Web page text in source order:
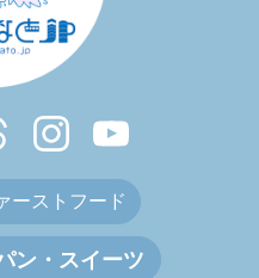
ーストフード
ン・スイーツ